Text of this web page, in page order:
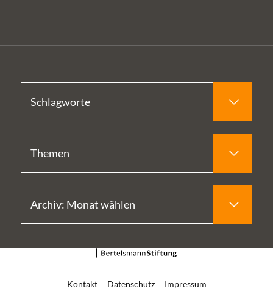
Kontakt Datenschutz Impressum